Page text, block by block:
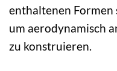
enthaltenen Formen
um aerodynamisch
zu konstruieren.